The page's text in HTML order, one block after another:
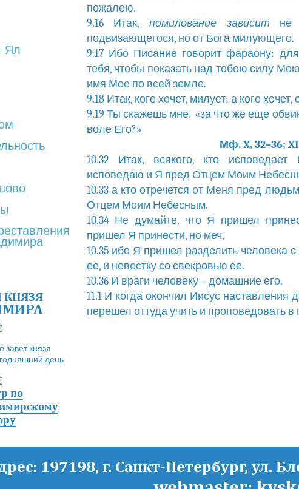
Ял
КНЯЗЯ
завет князя
день
по
пожалею.
9.16 Итак,помилование зависитне
подвизающегося, но от Бога милующего.
9.17 Ибо Писание говорит фараону:
тебя, чтобы показать над тобою силу
имя Мое по всей земле.
9.18 Итак, кого хочет, милует; а кого хочет,
9.19 Ты скажешь мне: «за что же еще
воле Его?»
Мф. X, 32–36;
10.32 Итак, всякого, кто
исповедаю и Я пред Отцем Моим
10.33 а кто отречется от Меня пред
Отцем Моим Небесным.
10.34 Не думайте, что Я пришел
пришел Я принести, но меч,
10.35 ибо Я пришел разделить человека
ее, и невестку со свекровью ее.
10.36 И враги человеку – домашние его.
11.1 И когда окончил Иисус наставления
перешел оттуда учить и проповедовать в
197198, г. Санкт-Петербург, ул.